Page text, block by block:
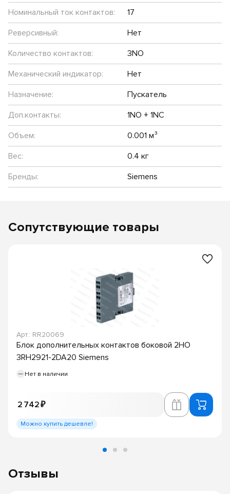
Номинальный ток контактов:
17
Реверсивный:
Нет
Количество контактов:
3NO
Механический индикатор:
Нет
Назначение:
Пускатель
Доп.контакты:
1NO + 1NC
Объем:
0.001 м³
Вес:
0.4 кг
Бренды:
Siemens
Сопутствующие товары
Арт.: RR20069
Блок дополнительных контактов боковой 2НО
3RH2921-2DA20 Siemens
Нет в наличии
2 742 ₽
Можно купить дешевле!
Отзывы